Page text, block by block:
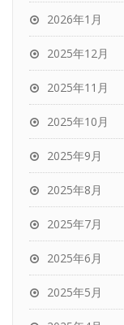
2026年1月
2025年12月
2025年11月
2025年10月
2025年9月
2025年8月
2025年7月
2025年6月
2025年5月